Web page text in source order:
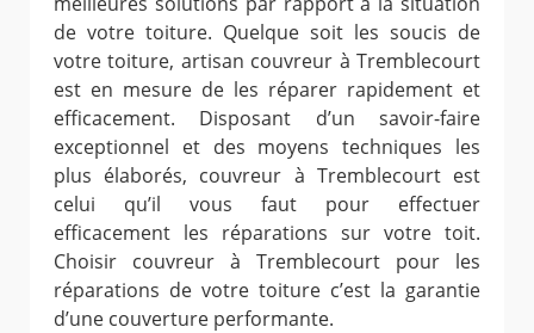
de votre toiture. Quelque soit les soucis de
votre toiture, artisan couvreur à Tremblecourt
est en mesure de les réparer rapidement et
efficacement. Disposant d’un savoir-faire
exceptionnel et des moyens techniques les
plus élaborés, couvreur à Tremblecourt est
celui qu’il vous faut pour effectuer
efficacement les réparations sur votre toit.
Choisir couvreur à Tremblecourt pour les
réparations de votre toiture c’est la garantie
d’une couverture performante.